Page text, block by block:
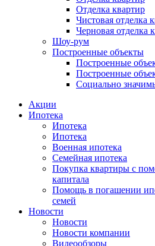
Отделка квартир
Чистовая отделка
Черновая отделка
Шоу-рум
Построенные объекты
Построенные
Построенные
Социально
Акции
Ипотека
Ипотека
Ипотека
Военная ипотека
Семейная ипотека
Покупка квартиры с
капитала
Помощь в погашении
семей
Новости
Новости
Новости компании
Видеообзоры